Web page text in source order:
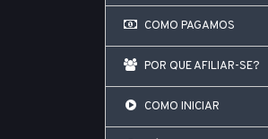
COMO PAGAMOS
POR QUE AFILIAR-SE?
COMO INICIAR